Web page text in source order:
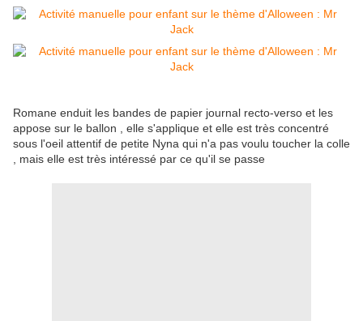
Romane enduit les bandes de papier journal recto-verso et les
appose sur le ballon , elle s'applique et elle est très concentré
sous l'oeil attentif de petite Nyna qui n'a pas voulu toucher la colle
, mais elle est très intéressé par ce qu'il se passe